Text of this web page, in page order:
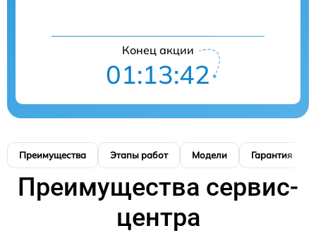
Конец акции
01:13:41
Преимущества Этапы работ Модели Гарантия
Преимущества сервис-
центра